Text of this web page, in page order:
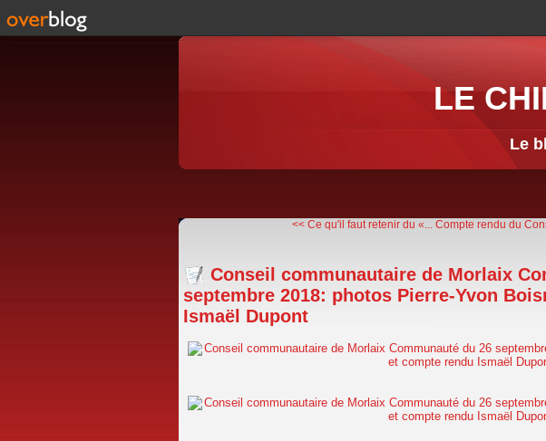
LE
Le
<< Ce qu'il faut retenir du «... Compte rendu du
Conseil communautaire de Morlaix
septembre 2018: photos Pierre-Yvon
Ismaël Dupont